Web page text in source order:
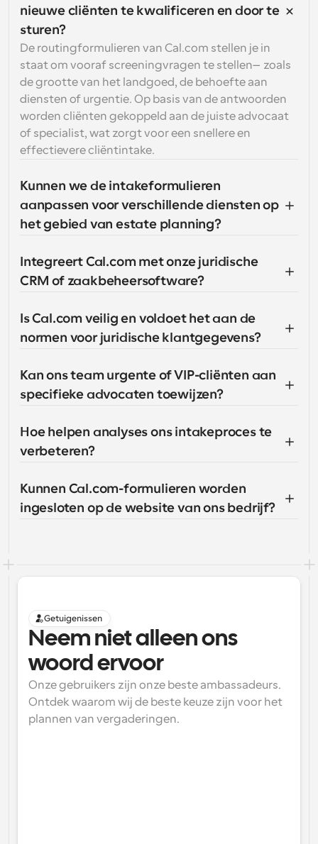
nieuwe cliënten te kwalificeren en door te
sturen?
De routingformulieren van Cal.com stellen je in
staat om vooraf screeningvragen te stellen—zoals
de grootte van het landgoed, de behoefte aan
diensten of urgentie. Op basis van de antwoorden
worden cliënten gekoppeld aan de juiste advocaat
of specialist, wat zorgt voor een snellere en
effectievere cliëntintake.
Kunnen we de intakeformulieren
aanpassen voor verschillende diensten op
het gebied van estate planning?
Integreert Cal.com met onze juridische
CRM of zaakbeheersoftware?
Is Cal.com veilig en voldoet het aan de
normen voor juridische klantgegevens?
Kan ons team urgente of VIP-cliënten aan
specifieke advocaten toewijzen?
Hoe helpen analyses ons intakeproces te
verbeteren?
Kunnen Cal.com-formulieren worden
ingesloten op de website van ons bedrijf?
Getuigenissen
Neem niet alleen ons
woord ervoor
Onze gebruikers zijn onze beste ambassadeurs.
Ontdek waarom wij de beste keuze zijn voor het
plannen van vergaderingen.